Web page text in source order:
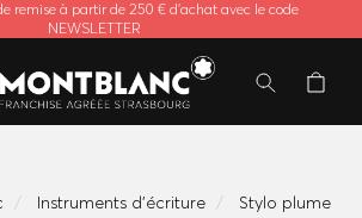
remise à partir de 250 € d'achat avec le code
NEWSLETTER
Instruments d'écriture
Stylo plume